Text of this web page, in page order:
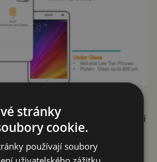
jestli funguje čtečka i při
musí být před použitím
potvrdil, žetechnologie
stránky
cookie.
používají soubory